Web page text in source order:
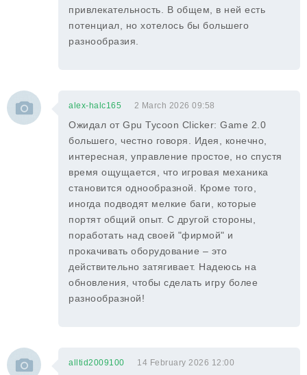
привлекательность. В общем, в ней есть
потенциал, но хотелось бы большего
разнообразия.
alex-halc165 2 March 2026 09:58
Ожидал от Gpu Tycoon Clicker: Game 2.0
большего, честно говоря. Идея, конечно,
интересная, управление простое, но спустя
время ощущается, что игровая механика
становится однообразной. Кроме того,
иногда подводят мелкие баги, которые
портят общий опыт. С другой стороны,
поработать над своей "фирмой" и
прокачивать оборудование – это
действительно затягивает. Надеюсь на
обновления, чтобы сделать игру более
разнообразной!
alltid2009100 14 February 2026 12:00